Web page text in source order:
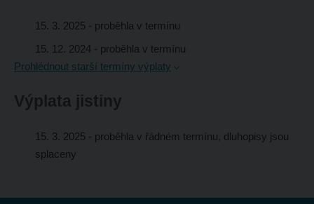
15. 3. 2025 - proběhla v termínu
15. 12. 2024- proběhla v termínu
Prohlédnout starší termíny výplaty
Výplata jistiny
15. 3. 2025 - proběhla v řádném termínu, dluhopisy jsou
splaceny